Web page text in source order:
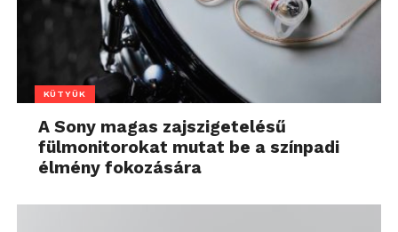
KÜTYÜK
A Sony magas zajszigetelésű
fülmonitorokat mutat be a színpadi
élmény fokozására